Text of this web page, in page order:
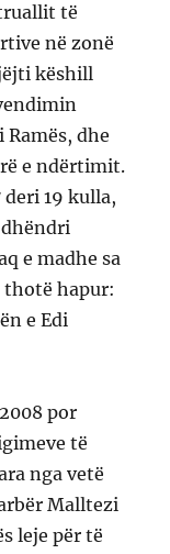
të
në zonë
këshill
dhe
e ndërtimit.
19 kulla,
e madhe sa
thotë hapur:
e Edi
por
të
nga vetë
Malltezi
leje për të